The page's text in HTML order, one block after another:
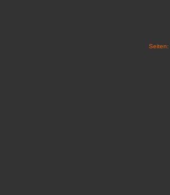
Seiten: